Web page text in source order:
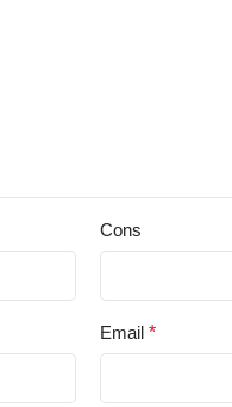
Cons
Email *